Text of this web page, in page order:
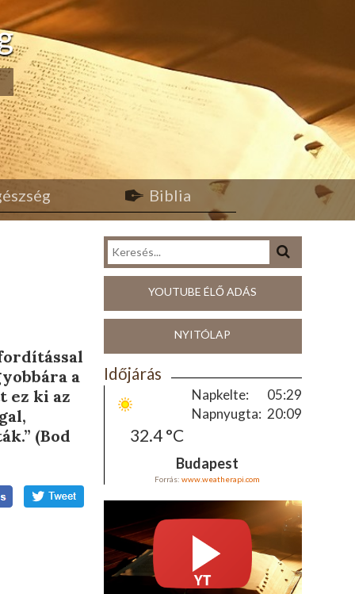
Biblia
a
ez ki az
(Bod
YOUTUBE ÉLŐ ADÁS
NYITÓLAP
Időjárás
32.4 °C
Napkelte:
05:29
Napnyugta: 20:09
Budapest
Forrás: www.weatherapi.com